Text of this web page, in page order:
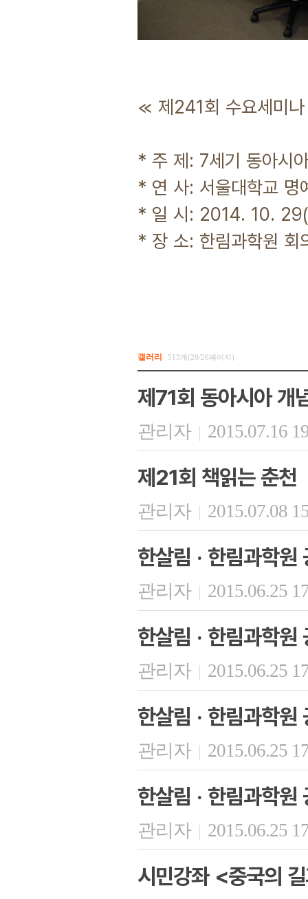
≪ 제241회 수요세미
* 주 제: 7세기 동아시
* 연 사: 서울대학교 명
* 일 시: 2014. 10.
* 장 소: 한림과학원
갤러리 513개(20/26페이지)
제71회 동아시아 개
관리자 | 2015.07.16
제21회 책읽는 춘천
관리자 | 2015.07.08
한살림 · 한림과학원
관리자 | 2015.06.25
한살림 · 한림과학원
관리자 | 2015.06.25
한살림 · 한림과학원
관리자 | 2015.06.25
한살림 · 한림과학원
관리자 | 2015.06.25
시민강좌 <중국의